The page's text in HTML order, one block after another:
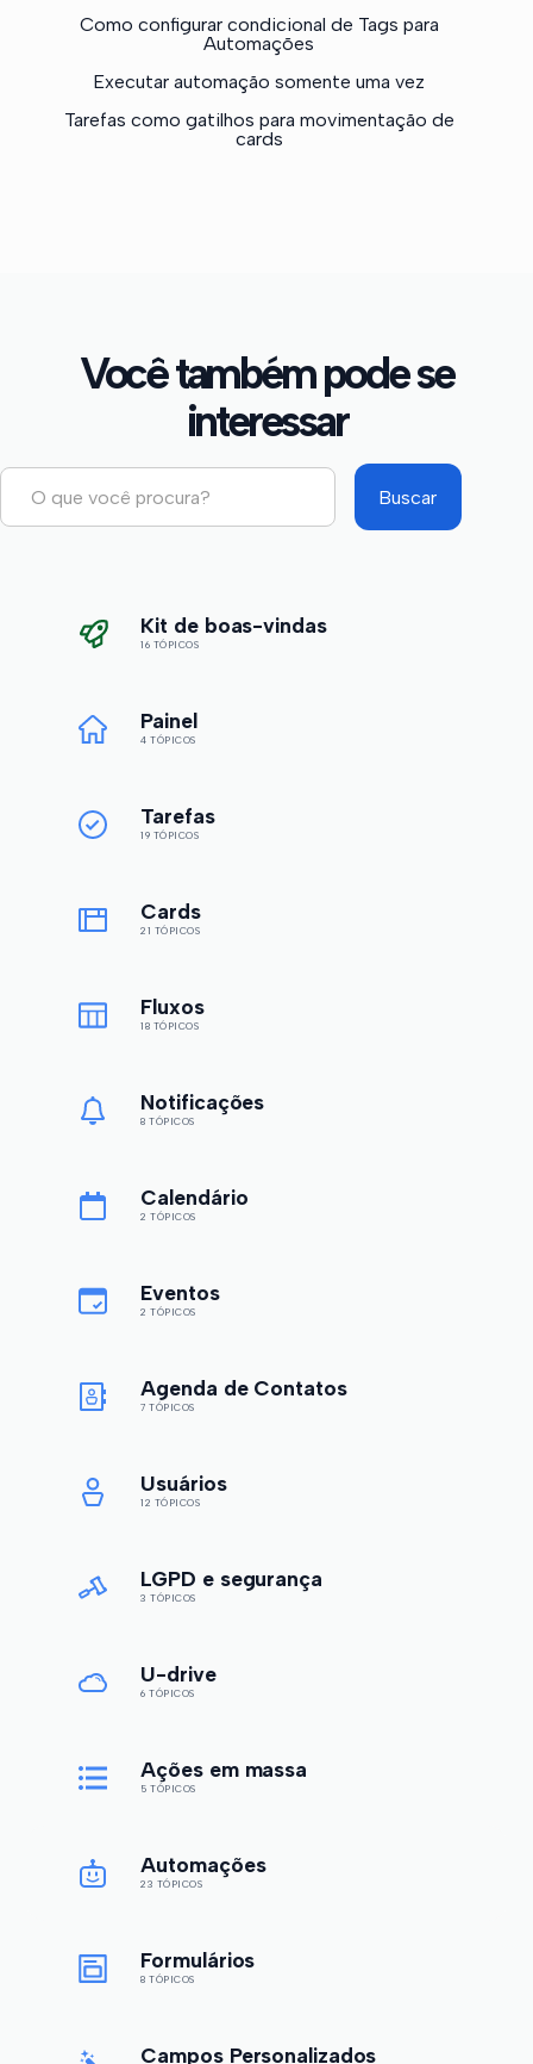
Como configurar condicional de Tags para
Automações
Executar automação somente uma vez
Tarefas como gatilhos para movimentação de
cards
Você também pode se
interessar
Kit de boas-vindas
16 TÓPICOS
Painel
4 TÓPICOS
Tarefas
19 TÓPICOS
Cards
21 TÓPICOS
Fluxos
18 TÓPICOS
Notificações
8 TÓPICOS
Calendário
2 TÓPICOS
Eventos
2 TÓPICOS
Agenda de Contatos
7 TÓPICOS
Usuários
12 TÓPICOS
LGPD e segurança
3 TÓPICOS
U-drive
6 TÓPICOS
Ações em massa
5 TÓPICOS
Automações
23 TÓPICOS
Formulários
8 TÓPICOS
Campos Personalizados